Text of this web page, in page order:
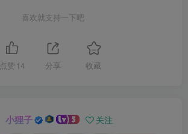
喜欢就支持一下吧
点赞 14 分享 收藏
小狸子 关注